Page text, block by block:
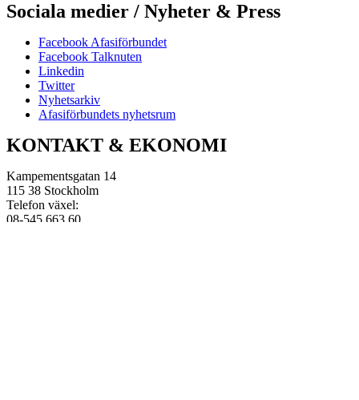
Sociala medier / Nyheter & Press
Facebook Afasiförbundet
Facebook Talknuten
Linkedin
Twitter
Nyhetsarkiv
Afasiförbundets nyhetsrum
KONTAKT & EKONOMI
Kampementsgatan 14
115 38 Stockholm
Telefon växel:
08-545 663 60